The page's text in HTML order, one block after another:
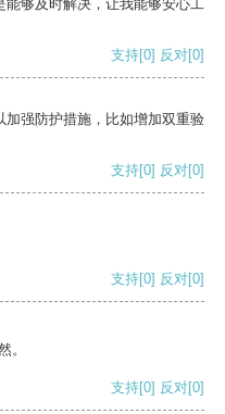
够及时解决，让我能够安心工
支持[0] 反对[0]
强防护措施，比如增加双重验
支持[0] 反对[0]
支持[0] 反对[0]
。
支持[0] 反对[0]